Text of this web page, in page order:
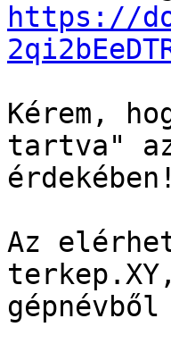
https://
Kérem,
tartva"
érdekében!
Az